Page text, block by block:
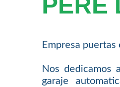
PERE
Empresa puertas
Nos dedicamos
garaje